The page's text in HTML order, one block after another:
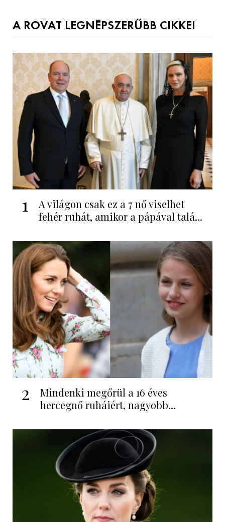
A ROVAT LEGNÉPSZERŰBB CIKKEI
1
A világon csak ez a 7 nő viselhet
fehér ruhát, amikor a pápával talá...
2
Mindenki megőrül a 16 éves
hercegnő ruháiért, nagyobb...